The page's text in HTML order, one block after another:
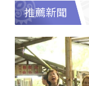
推薦新聞